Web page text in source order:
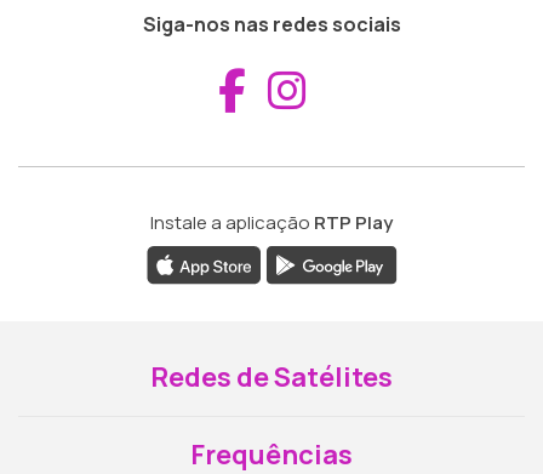
Siga-nos nas redes sociais
Aceder ao
Instale a aplicação RTP Play
Redes de Satélites
Frequências